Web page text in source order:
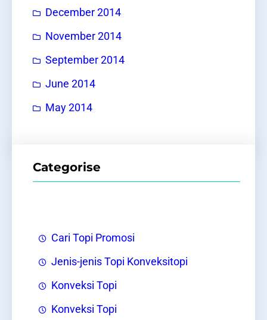
December 2014
November 2014
September 2014
June 2014
May 2014
Categorise
Cari Topi Promosi
Jenis-jenis Topi Konveksitopi
Konveksi Topi
Konveksi Topi